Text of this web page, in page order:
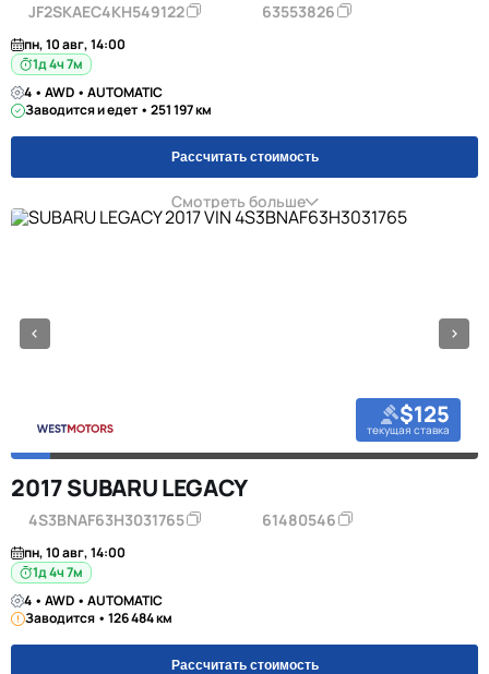
JF2SKAEC4KH549122 63553826
пн, 10 авг, 14:00
1д 4ч 7м
4 • AWD • AUTOMATIC
Заводится и едет • 251 197 км
Рассчитать стоимость
Смотреть больше
$125
текущая ставка
2017 SUBARU LEGACY
4S3BNAF63H3031765 61480546
пн, 10 авг, 14:00
1д 4ч 7м
4 • AWD • AUTOMATIC
Заводится • 126 484 км
Рассчитать стоимость